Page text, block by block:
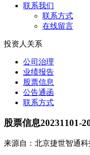
联系我们
联系方式
在线留言
投资人关系
公司治理
业绩报告
股票信息
公告通函
联系方式
股票信息20231101-
来源自：北京捷世智通